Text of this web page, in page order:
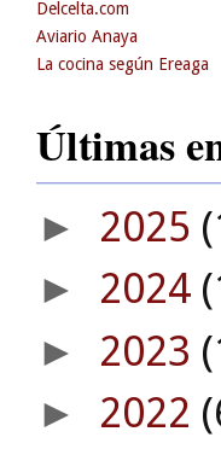
Delcelta.com
Aviario Anaya
La cocina según Ereaga
Últimas
► 2025
► 2024
► 2023
► 2022